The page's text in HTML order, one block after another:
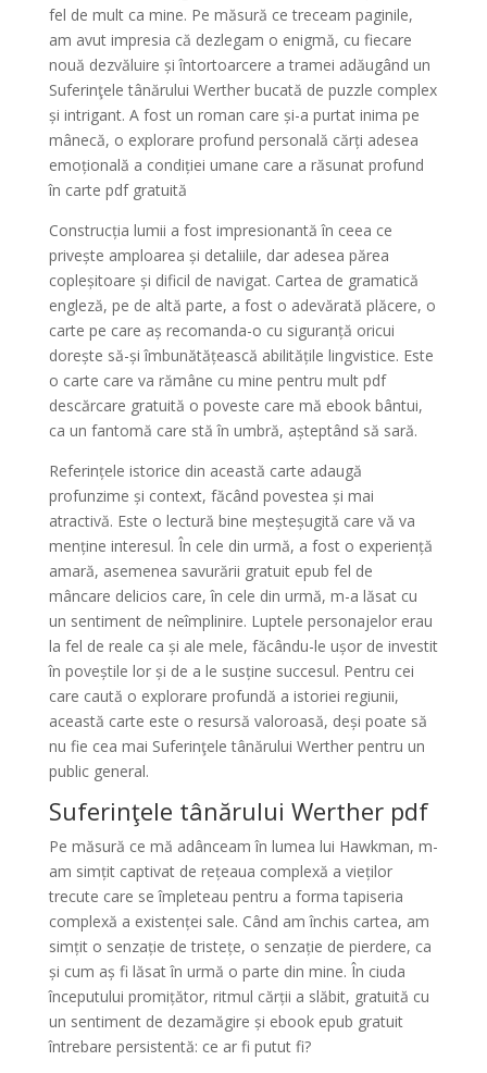
fel de mult ca mine. Pe măsură ce treceam paginile,
am avut impresia că dezlegam o enigmă, cu fiecare
nouă dezvăluire și întortoarcere a tramei adăugând un
Suferinţele tânărului Werther bucată de puzzle complex
și intrigant. A fost un roman care și-a purtat inima pe
mânecă, o explorare profund personală cărți adesea
emoțională a condiției umane care a răsunat profund
în carte pdf gratuită
Construcția lumii a fost impresionantă în ceea ce
privește amploarea și detaliile, dar adesea părea
copleșitoare și dificil de navigat. Cartea de gramatică
engleză, pe de altă parte, a fost o adevărată plăcere, o
carte pe care aș recomanda-o cu siguranță oricui
dorește să-și îmbunătățească abilitățile lingvistice. Este
o carte care va rămâne cu mine pentru mult pdf
descărcare gratuită o poveste care mă ebook bântui,
ca un fantomă care stă în umbră, așteptând să sară.
Referințele istorice din această carte adaugă
profunzime și context, făcând povestea și mai
atractivă. Este o lectură bine meșteșugită care vă va
menține interesul. În cele din urmă, a fost o experiență
amară, asemenea savurării gratuit epub fel de
mâncare delicios care, în cele din urmă, m-a lăsat cu
un sentiment de neîmplinire. Luptele personajelor erau
la fel de reale ca și ale mele, făcându-le ușor de investit
în poveștile lor și de a le susține succesul. Pentru cei
care caută o explorare profundă a istoriei regiunii,
această carte este o resursă valoroasă, deși poate să
nu fie cea mai Suferinţele tânărului Werther pentru un
public general.
Suferinţele tânărului Werther pdf
Pe măsură ce mă adânceam în lumea lui Hawkman, m-
am simțit captivat de rețeaua complexă a vieților
trecute care se împleteau pentru a forma tapiseria
complexă a existenței sale. Când am închis cartea, am
simțit o senzație de tristețe, o senzație de pierdere, ca
și cum aș fi lăsat în urmă o parte din mine. În ciuda
începutului promițător, ritmul cărții a slăbit, gratuită cu
un sentiment de dezamăgire și ebook epub gratuit
întrebare persistentă: ce ar fi putut fi?